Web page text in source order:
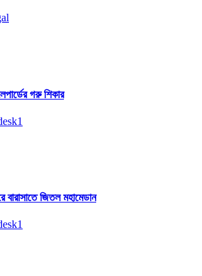
গরু শিকার
বারাসাতে জিতল মহামেডান